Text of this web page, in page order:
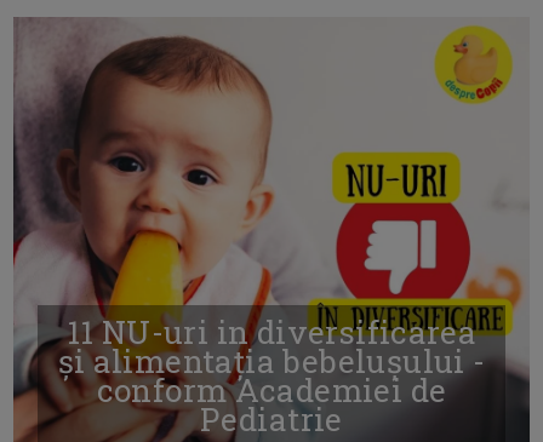
11 NU-uri in diversificarea
și alimentația bebelușului -
conform Academiei de
Pediatrie